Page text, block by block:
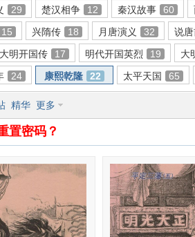
29 楚汉相争 12 秦汉故事 60
15 兴隋传 18 月唐演义 32 说
大明开国传 17 明代开国英烈 19 大
24 康熙乾隆 22 太平天国 65
精华 更多
置密码？